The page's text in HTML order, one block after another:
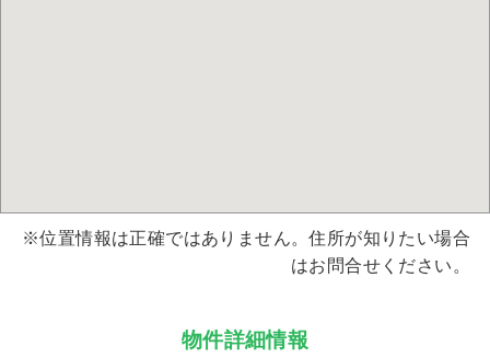
※位置情報は正確ではありません。住所が知りたい場合
はお問合せください。
物件詳細情報